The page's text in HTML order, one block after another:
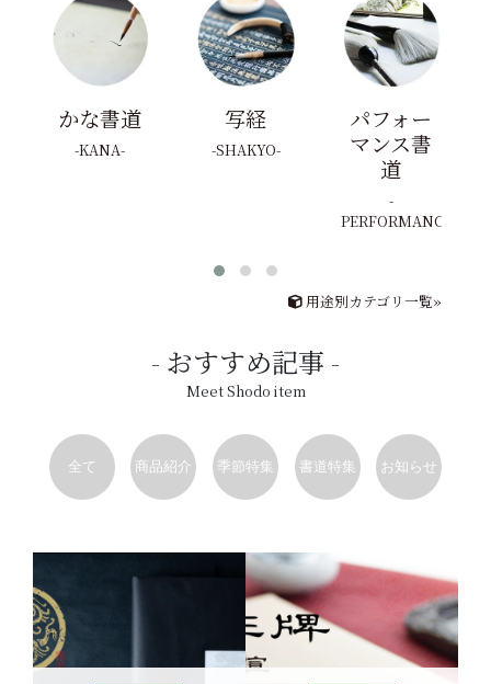
かな書道
KANA
写経
SHAKYO
パフォー
マンス書
道
PERFORMANCE
用途別カテゴリ一覧»
おすすめ記事
Meet Shodo item
全て 商品紹介 季節特集 書道特集 お知らせ